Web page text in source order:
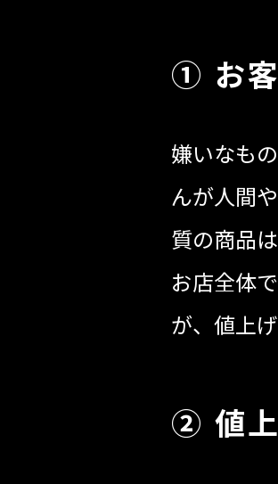
① お客
嫌いなも
んが人間
質の商品
お店全体
が、値上
② 値